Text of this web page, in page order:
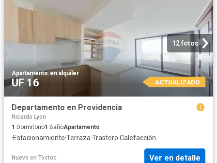
12 fotos
Apartamento·en alquiler
UF 16 ACTUALIZADO
Departamento en Providencia
Ricardo Lyon
1 Dormitorio1 BañoApartamento
·Estacionamiento·Terraza·Trastero·Calefacción
Nuevo en Toctoc Ver en detalle